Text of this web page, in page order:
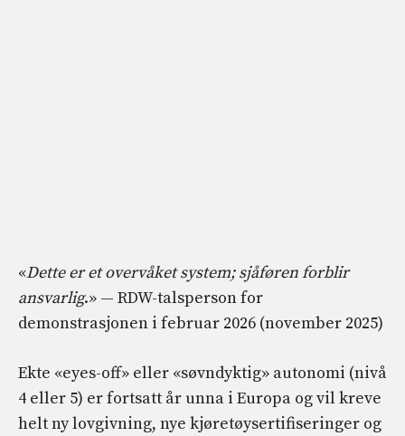
«Dette er et overvåket system; sjåføren forblir
ansvarlig.» — RDW-talsperson for
demonstrasjonen i februar 2026 (november 2025)
Ekte «eyes-off» eller «søvndyktig» autonomi (nivå
4 eller 5) er fortsatt år unna i Europa og vil kreve
helt ny lovgivning, nye kjøretøysertifiseringer og